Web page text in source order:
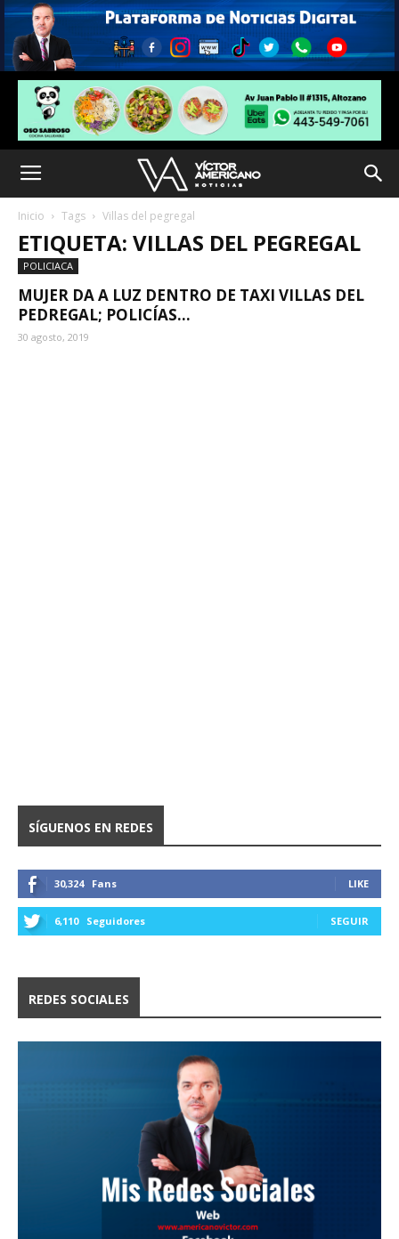
Inicio Tags Villas del pegregal
ETIQUETA: VILLAS DEL PEGREGAL
POLICIACA
MUJER DA A LUZ DENTRO DE TAXI VILLAS DEL
PEDREGAL; POLICÍAS...
30 agosto, 2019
SÍGUENOS EN REDES
30,324 Fans LIKE
6,110 Seguidores SEGUIR
REDES SOCIALES